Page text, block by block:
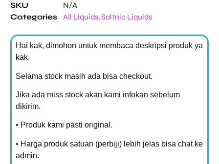
SKU
N/A
Categories
All Liquids,Saltnic Liquids
Hai kak, dimohon untuk membaca deskripsi produk ya
kak.
Selama stock masih ada bisa checkout.
Jika ada miss stock akan kami infokan sebelum
dikirim.
• Produk kami pasti original.
• Harga produk satuan (perbiji) lebih jelas bisa chat ke
admin.